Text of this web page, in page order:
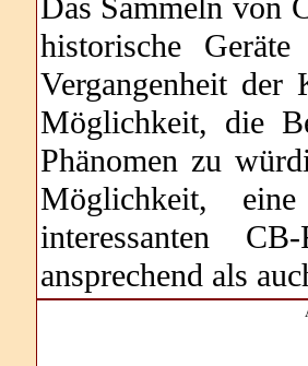
historische
Vergangenheit der
Möglichkeit, die
Phänomen zu
Möglichkeit,
interessanten
ansprechend als